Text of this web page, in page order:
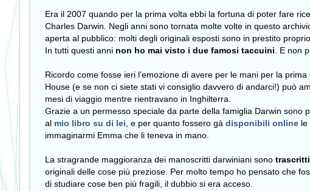
Era il 2007 quando per la prima volta ebbi la fortuna di poter fare
Charles Darwin
Negli anni sono tornata molte volte in questo
aperta al pubblico: molti degli originali esposti sono in prestito
In tutti questi anni non ho mai visto i due famosi taccuini . E non
Ricordo come fosse ieri l’emozione di avere per le mani per la
House (e se non ci siete stati vi consiglio davvero di andarci!) può
mesi di viaggio mentre rientravano in Inghilterra.
Grazie a un permesso speciale da parte della famiglia Darwin sono
al mio libro su di lei , e per quanto fossero gà disponibili online le
immaginarmi Emma che li teneva in mano.
La stragrande maggioranza dei manoscritti darwiniani sono
originali delle cose più preziose. Per molto tempo ho pensato che
di studiare cose ben più fragili, il dubbio si era acceso.